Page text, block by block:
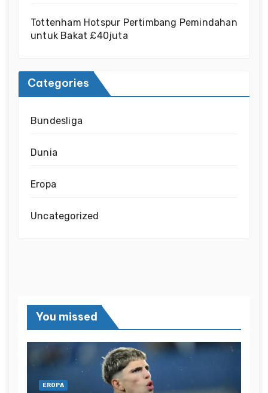
Tottenham Hotspur Pertimbang Pemindahan
untuk Bakat £40juta
Categories
Bundesliga
Dunia
Eropa
Uncategorized
You missed
EROPA